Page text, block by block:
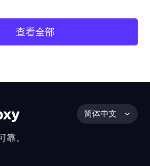
查看全部
。
简体中文